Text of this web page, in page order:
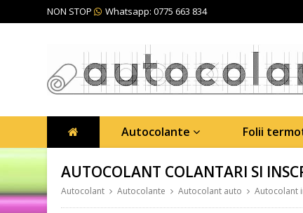
NON STOP Whatsapp: 0775 663 834
Autocolante Folii
AUTOCOLANT COLANTARI SI
Autocolant Autocolante Autocolant auto Autocolant